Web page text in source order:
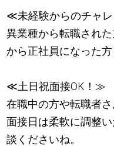
≪未経験からのチャ
異業種から転職され
から正社員になった方
≪土日祝面接OK！≫
在職中の方や転職者さ
面接日は柔軟に調整
談くださいね。